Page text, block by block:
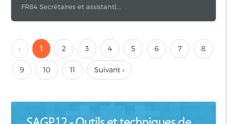
FR84 Secrétaires et assistant(...
‹ 1 2 3 4 5 6 7 8
9 10 11 Suivant ›